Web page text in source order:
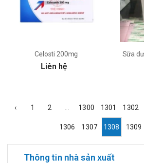
Celosti 200mg
Liên hệ
Sữa
‹ 1 2 1300 1301 1302
1306 1307 1308 1309
Thông tin nhà sản xuất